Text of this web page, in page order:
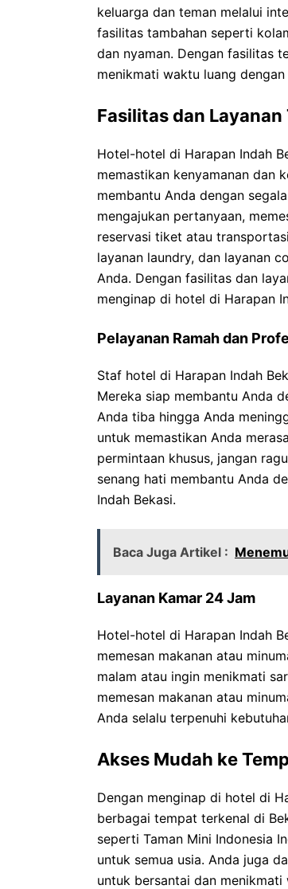
keluarga dan teman melalui
fasilitas tambahan seperti
dan nyaman. Dengan fasilitas
menikmati waktu luang
Fasilitas dan Layanan
Hotel-hotel di Harapan Indah
memastikan kenyamanan dan
membantu Anda dengan
mengajukan pertanyaan,
reservasi tiket atau
layanan laundry, dan layanan
Anda. Dengan fasilitas dan
menginap di hotel di Harapan
Pelayanan Ramah dan
Staf hotel di Harapan Indah
Mereka siap membantu Anda
Anda tiba hingga Anda
untuk memastikan Anda
permintaan khusus, jangan
senang hati membantu Anda
Indah Bekasi.
Baca Juga Artikel :
Layanan Kamar 24 Jam
Hotel-hotel di Harapan Indah
memesan makanan atau
malam atau ingin menikmati
memesan makanan atau
Anda selalu terpenuhi
Akses Mudah ke
Dengan menginap di hotel di
berbagai tempat terkenal di
seperti Taman Mini Indonesia
untuk semua usia. Anda juga
untuk bersantai dan